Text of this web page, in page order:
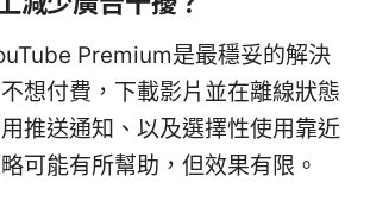
Premium是最穩妥的解決
想付費，下載影片並在離線狀態
推送通知、以及選擇性使用靠近
可能有所幫助，但效果有限。